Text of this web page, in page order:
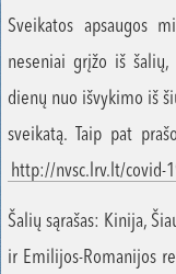
Sveikatos apsaugos
neseniai grįžo iš
dienų nuo išvykimo iš
sveikatą. Taip pat
http://nvsc.lrv.lt/covid-
Šalių sąrašas: Kinija,
ir Emilijos-Romanijos